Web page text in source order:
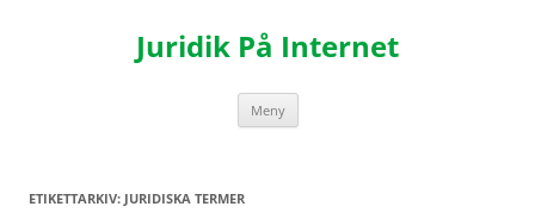
Juridik På Internet
Meny
ETIKETTARKIV: JURIDISKA TERMER